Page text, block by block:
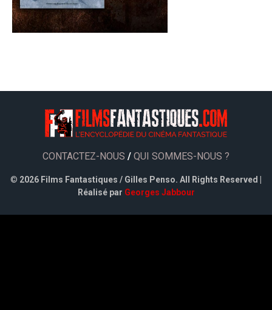
CONTACTEZ-NOUS / QUI SOMMES-NOUS ?
© 2026 Films Fantastiques / Gilles Penso. All Rights Reserved |
Réalisé par Georges Jabbour